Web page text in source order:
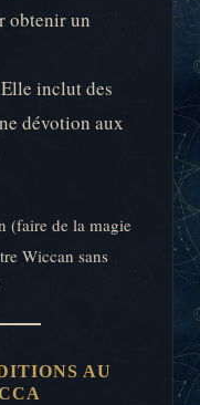
obtenir un
inclut des
dévotion aux
(faire de la magie
Wiccan sans
AU